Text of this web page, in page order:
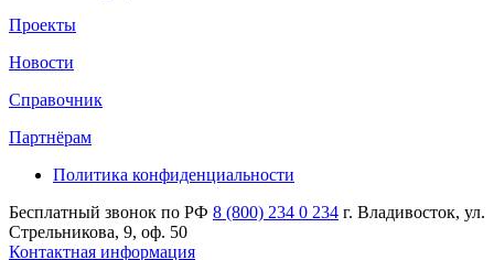
Проекты
Новости
Справочник
Партнёрам
Политика конфиденциальности
Бесплатный звонок по РФ 8 (800) 234 0 234 г. Владивосток, ул.
Стрельникова, 9, оф. 50
Контактная информация